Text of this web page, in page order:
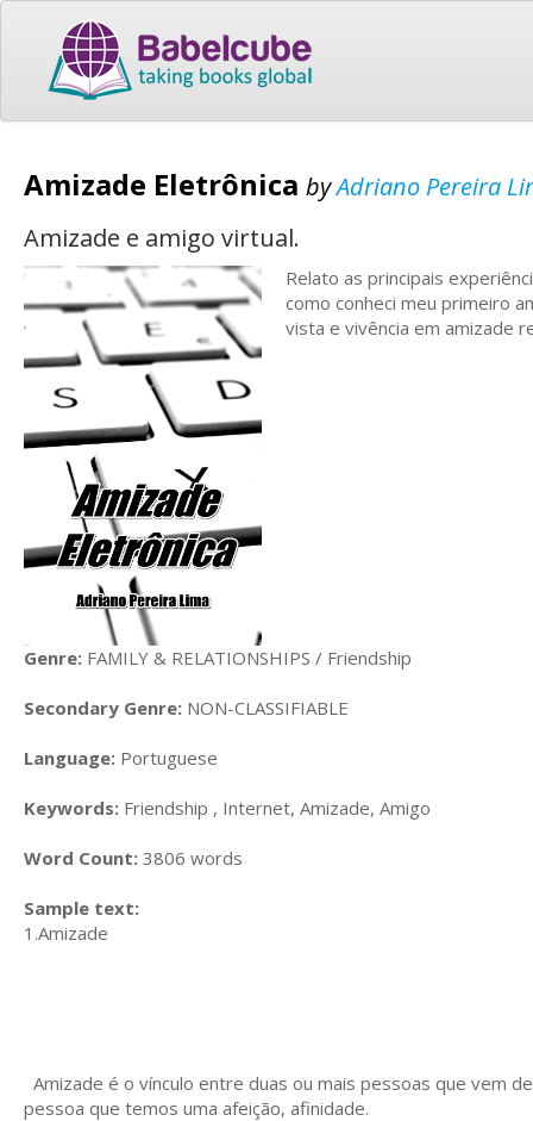
Amizade Eletrônica byAdriano Pereira
Amizade e amigo virtual.
Relato as principais
como conheci meu primeiro
vista e vivência em amizade
Genre: FAMILY & RELATIONSHIPS / Friendship
Secondary Genre: NON-CLASSIFIABLE
Language: Portuguese
Keywords: Friendship , Internet, Amizade, Amigo
Word Count: 3806 words
Sample text:
1.Amizade
Amizade é o vínculo entre duas ou mais pessoas que vem
pessoa que temos uma afeição, afinidade.